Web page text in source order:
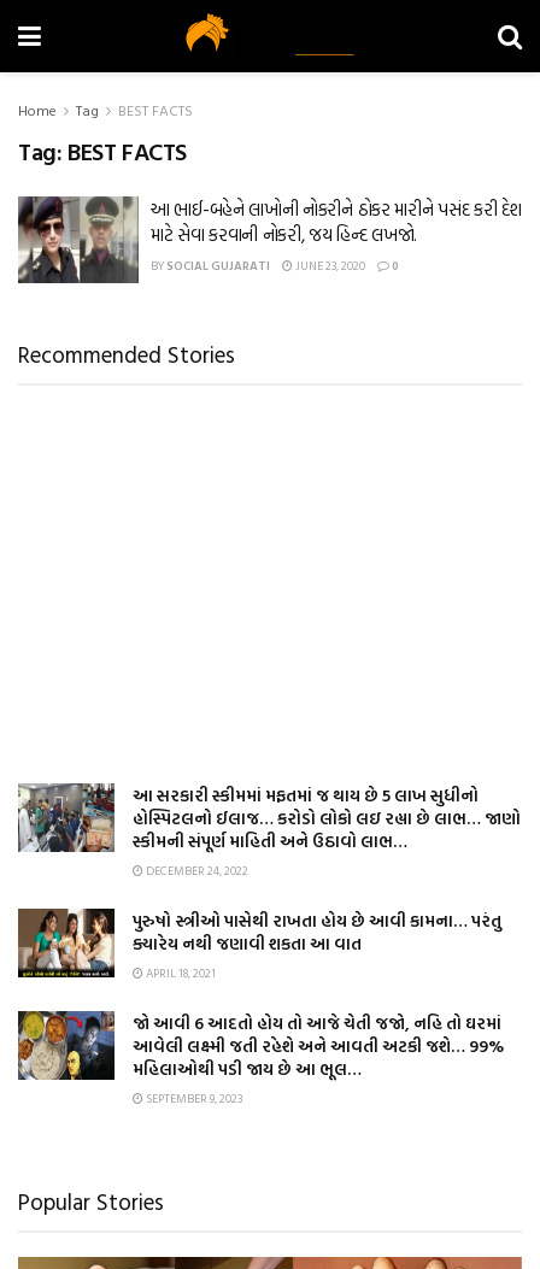
Home Tag BEST FACTS
Tag: BEST FACTS
આ ભાઈ-બહેને લાખોની નોકરીને ઠોકર મારીને પસંદ કરી દેશ
માટે સેવા કરવાની નોકરી, જય હિન્દ લખજો.
BY SOCIAL GUJARATI JUNE 23, 2020 0
Recommended Stories
આ સરકારી સ્કીમમાં મફતમાં જ થાય છે 5 લાખ સુધીનો
હોસ્પિટલનો ઈલાજ… કરોડો લોકો લઇ રહ્યા છે લાભ… જાણો
સ્કીમની સંપૂર્ણ માહિતી અને ઉઠાવો લાભ…
DECEMBER 24, 2022
પુરુષો સ્ત્રીઓ પાસેથી રાખતા હોય છે આવી કામના… પરંતુ
ક્યારેય નથી જણાવી શકતા આ વાત
APRIL 18, 2021
જો આવી 6 આદતો હોય તો આજે ચેતી જજો, નહિ તો ઘરમાં
આવેલી લક્ષ્મી જતી રહેશે અને આવતી અટકી જશે… 99%
મહિલાઓથી પડી જાય છે આ ભૂલ…
SEPTEMBER 9, 2023
Popular Stories